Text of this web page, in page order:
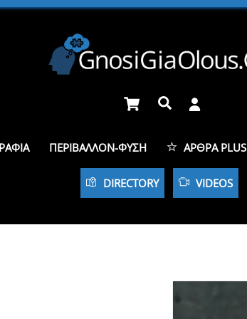
Cart Αναζήτηση
ΠΕΡΙΒΆΛΛΟΝ-ΦΎΣΗ ΆΡΘΡΑ PLUS
DIRECTORY VIDEOS